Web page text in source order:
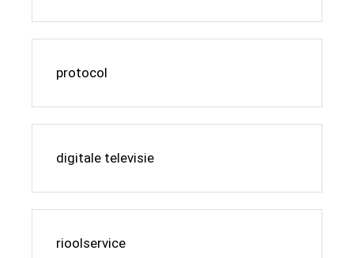
protocol
digitale televisie
rioolservice